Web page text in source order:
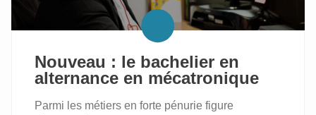
D’INFORMATIONS
ET
D’ÉCHANGES
LES
ÉCOLES
ET
Nouveau : le bachelier en
alternance en mécatronique
Parmi les métiers en forte pénurie figure